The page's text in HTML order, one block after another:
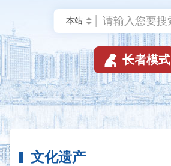
 长者模式
文化遗产